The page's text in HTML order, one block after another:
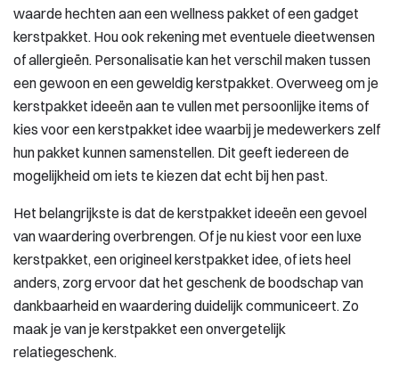
waarde hechten aan een wellness pakket of een gadget
kerstpakket. Hou ook rekening met eventuele dieetwensen
of allergieën. Personalisatie kan het verschil maken tussen
een gewoon en een geweldig kerstpakket. Overweeg om je
kerstpakket ideeën aan te vullen met persoonlijke items of
kies voor een kerstpakket idee waarbij je medewerkers zelf
hun pakket kunnen samenstellen. Dit geeft iedereen de
mogelijkheid om iets te kiezen dat echt bij hen past.
Het belangrijkste is dat de kerstpakket ideeën een gevoel
van waardering overbrengen. Of je nu kiest voor een luxe
kerstpakket, een origineel kerstpakket idee, of iets heel
anders, zorg ervoor dat het geschenk de boodschap van
dankbaarheid en waardering duidelijk communiceert. Zo
maak je van je kerstpakket een onvergetelijk
relatiegeschenk.